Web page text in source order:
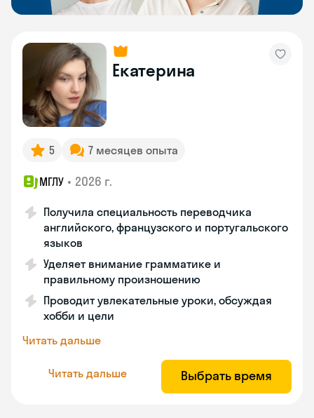
Екатерина
5 7 месяцев опыта
МГЛУ • 2026 г.
Получила специальность переводчика
английского, французского и португальского
языков
Уделяет внимание грамматике и
правильному произношению
Проводит увлекательные уроки, обсуждая
хобби и цели
Читать дальше
Читать дальше Выбрать время